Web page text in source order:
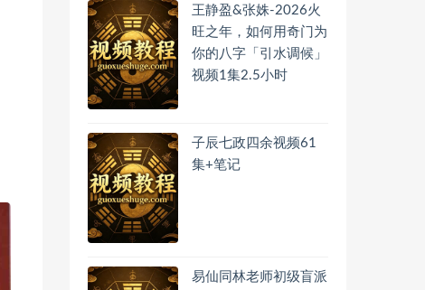
王静盈&张姝-2026火
旺之年，如何用奇门为
你的八字「引水调候」
视频1集2.5小时
子辰七政四余视频61
集+笔记
易仙同林老师初级盲派